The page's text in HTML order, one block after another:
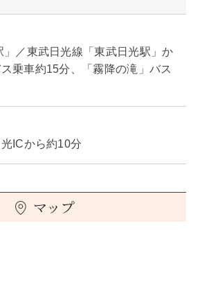
／東武日光線「東武日光駅」か
乗車約15分、「霧降の滝」バス
ICから約10分
マップ